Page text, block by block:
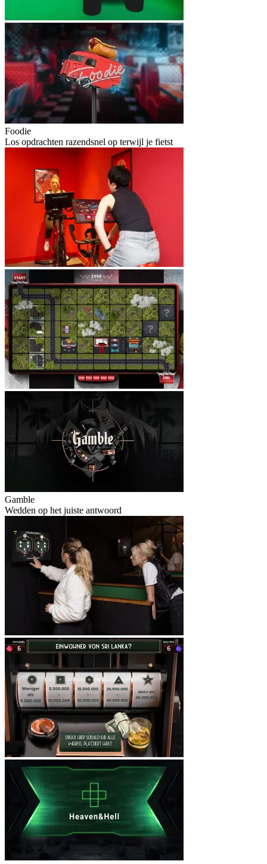
Foodie
Los opdrachten razendsnel op terwijl je fietst
Gamble
Wedden op het juiste antwoord